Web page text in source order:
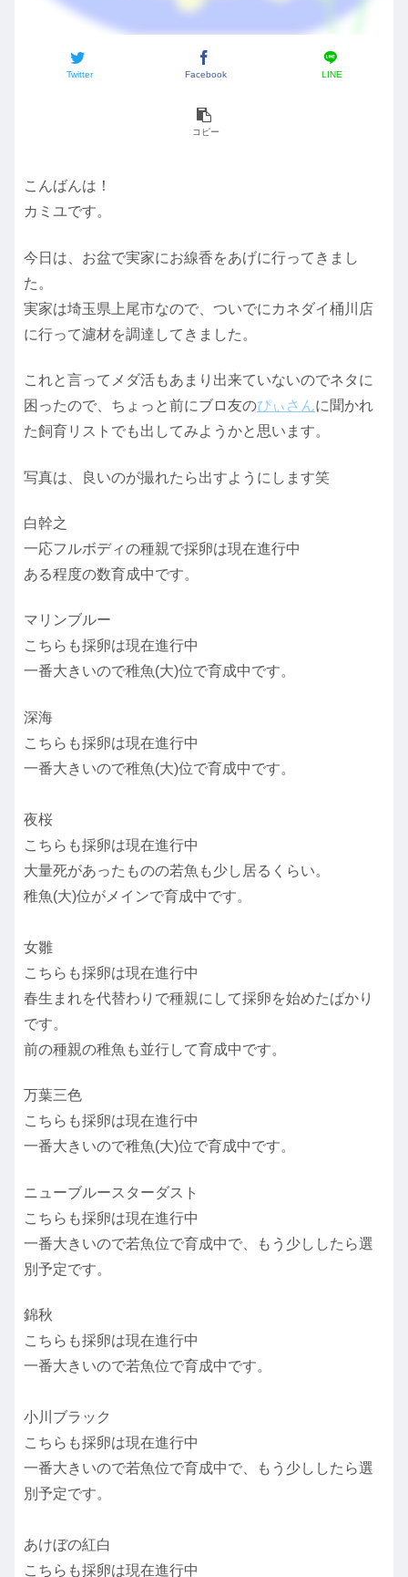
Twitter Facebook LINE
コピー
こんばんは！
カミユです。
今日は、お盆で実家にお線香をあげに行ってきまし
た。
実家は埼玉県上尾市なので、ついでにカネダイ桶川店
に行って濾材を調達してきました。
これと言ってメダ活もあまり出来ていないのでネタに
困ったので、ちょっと前にブロ友のぴぃさんに聞かれ
た飼育リストでも出してみようかと思います。
写真は、良いのが撮れたら出すようにします笑
白幹之
一応フルボディの種親で採卵は現在進行中
ある程度の数育成中です。
マリンブルー
こちらも採卵は現在進行中
一番大きいので稚魚(大)位で育成中です。
深海
こちらも採卵は現在進行中
一番大きいので稚魚(大)位で育成中です。
夜桜
こちらも採卵は現在進行中
大量死があったものの若魚も少し居るくらい。
稚魚(大)位がメインで育成中です。
女雛
こちらも採卵は現在進行中
春生まれを代替わりで種親にして採卵を始めたばかり
です。
前の種親の稚魚も並行して育成中です。
万葉三色
こちらも採卵は現在進行中
一番大きいので稚魚(大)位で育成中です。
ニューブルースターダスト
こちらも採卵は現在進行中
一番大きいので若魚位で育成中で、もう少ししたら選
別予定です。
錦秋
こちらも採卵は現在進行中
一番大きいので若魚位で育成中です。
小川ブラック
こちらも採卵は現在進行中
一番大きいので若魚位で育成中で、もう少ししたら選
別予定です。
あけぼの紅白
こちらも採卵は現在進行中